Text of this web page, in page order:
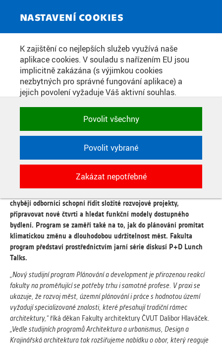
NASTAVENÍ COOKIES
K zajištění co nejlepších služeb využívá naše
aplikace cookies. V souladu s nařízením EU jsou
implicitně zakázána (s výjimkou cookies
nezbytných pro správné fungování aplikace) a
jejich povolení vyžaduje Váš aktivní souhlas.
zakázat, případně vybrat a povolit cookies podle
kategorie. Svoje rozhodnutí můžete samozřejmě
kdykoli změnit.
POTŘEBNÉ
Technické cookies využívané aplikacemi
ČVUT pro uchování jejich nastavení,
vlastností a identifikátorů relace. Jsou
nezbytné pro správné fungování a jsou
vždy aktivní.
ANALYTICKÉ
statistických údajů, které nám pomáhají
vylepšovat naše aplikace. Zpravidla jde o
cookies systémů třetích stran, které k
těmto účelům využíváme.
MARKETINGOVÉ
Povolit všechny
Povolit vybrané
Zakázat nepotřebné
ZPRAVODAJSKÝ SERVIS
KRIZE BYDLENÍ POTŘEBUJE
NOVÉ ODBORNÍKY. FAKULTA
ARCHITEKTURY ČVUT OTEVÍRÁ
PROGRAM PLÁNOVÁNÍ A
DEVELOPMENT
24. 2. 2026
otevře v září 2026 nový studijní program Plánování a development.
chybějí odborníci schopní řídit složité rozvojové projekty,
připravovat nové čtvrti a hledat funkční modely dostupného
bydlení. Program se zaměří také na to, jak do plánování promítat
klimatickou změnu a dlouhodobou udržitelnost měst. Fakulta
program představí prostřednictvím jarní série diskusí P+D Lunch
Talks.
„Nový studijní program Plánování a development je přirozenou reakcí
fakulty na proměňující se potřeby trhu i samotné profese. V praxi se
ukazuje, že rozvoj měst, územní plánování i práce s hodnotou území
vyžadují specializované znalosti, které přesahují tradiční rámec
architektury,“říká děkan Fakulty architektury ČVUT Dalibor Hlaváček.
„Vedle studijních programů Architektura a urbanismus, Design a
Krajinářská architektura tak rozšiřujeme nabídku o obor, který reaguje